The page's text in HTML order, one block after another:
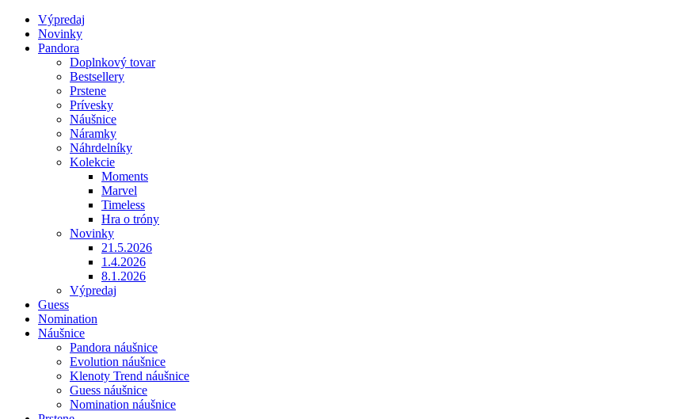
Výpredaj
Novinky
Pandora
Doplnkový tovar
Bestsellery
Prstene
Prívesky
Náušnice
Náramky
Náhrdelníky
Kolekcie
Moments
Marvel
Timeless
Hra o tróny
Novinky
21.5.2026
1.4.2026
8.1.2026
Výpredaj
Guess
Nomination
Náušnice
Pandora náušnice
Evolution náušnice
Klenoty Trend náušnice
Guess náušnice
Nomination náušnice